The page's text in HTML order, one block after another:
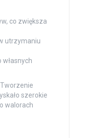
co zwiększa
utrzymaniu
szerokie
walorach